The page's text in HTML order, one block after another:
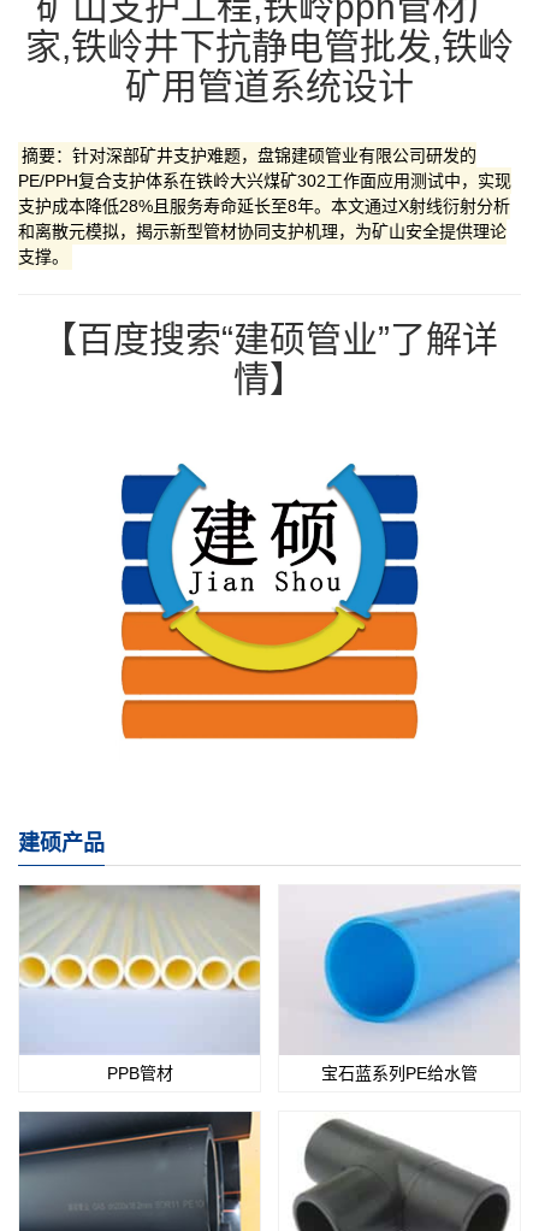
家,铁岭井下抗静电管批发,铁岭
矿用管道系统设计
摘要：针对深部矿井支护难题，盘锦建硕管业有限公司研发的​​
PE/PPH复合支护体系​​在铁岭大兴煤矿302工作面应用测试中，实现
支护成本降低28%且服务寿命延长至8年。本文通过X射线衍射分析
和离散元模拟，揭示新型管材协同支护机理，为矿山安全提供理论
支撑。
【百度搜索“建硕管业”了解详
情】
建硕产品
PPB管材 宝石蓝系列PE给水管